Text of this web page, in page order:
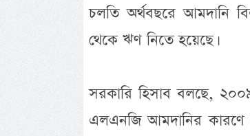
চলতি অর্থবছরে আমদানি
থেকে ঋণ নিতে হয়েছে।
সরকারি হিসাব বলছে,
এলএনজি আমদানির কারণে